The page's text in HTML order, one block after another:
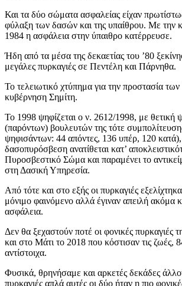
Και τα δύο σώματα ασφαλείας είχαν
φύλαξη των δασών και της υπαίθρου. Με την
1984 η ασφάλεια στην ύπαιθρο κατέρρευσε.
Ήδη από τα μέσα της δεκαετίας του ’80
μεγάλες πυρκαγιές σε Πεντέλη και Πάρνηθα.
Το τελειωτικό χτύπημα για την προστασία
κυβέρνηση Σημίτη.
Το 1998 ψηφίζεται ο ν. 2612/1998, με θετική
(παρόντων) βουλευτών της τότε
ψηφισάντων: 44 απόντες, 136 υπέρ, 120
δασοπυρόσβεση ανατίθεται κατ’
Πυροσβεστικό Σώμα και παραμένει το
στη Δασική Υπηρεσία.
Από τότε και στο εξής οι πυρκαγιές
μόνιμο φαινόμενο αλλά έγιναν απειλή ακόμα
ασφάλεια.
Δεν θα ξεχαστούν ποτέ οι φονικές πυρκαγιές
και στο Μάτι το 2018 που κόστισαν τις ζωές,
αντίστοιχα.
Φυσικά, θρηνήσαμε και αρκετές δεκάδες
πυρκαγιές απλά αυτές οι δύο ήταν η πιο